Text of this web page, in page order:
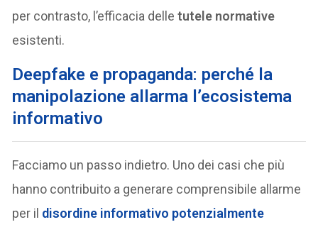
per contrasto, l’efficacia delletutele normative
esistenti.
Deepfake e propaganda: perché la
manipolazione allarma l’ecosistema
informativo
Facciamo un passo indietro. Uno dei casi che più
hanno contribuito a generare comprensibile allarme
per il disordine informativo potenzialmente